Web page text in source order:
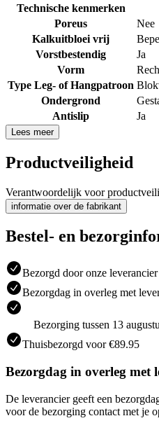
Technische kenmerken
Poreus
Nee
Kalkuitbloei vrij
Vorstbestendig
Ja
Vorm
Type Leg- of Hangpatroon
Ondergrond
Antislip
Ja
Lees meer
Productveiligheid
Verantwoordelijk voor
informatie over de fabrikant
Bestel- en
Bezorgd door onze leverancier
Bezorgdag in overleg met
Bezorging tussen 13
Thuisbezorgd voor €89.95
Bezorgdag in overleg met
De leverancier geeft een
voor de bezorging contact met je